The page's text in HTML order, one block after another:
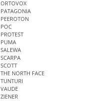
ORTOVOX
PATAGONIA
PEEROTON
POC
PROTEST
PUMA
SALEWA
SCARPA
SCOTT
THE NORTH FACE
TUNTURI
VAUDE
ZIENER